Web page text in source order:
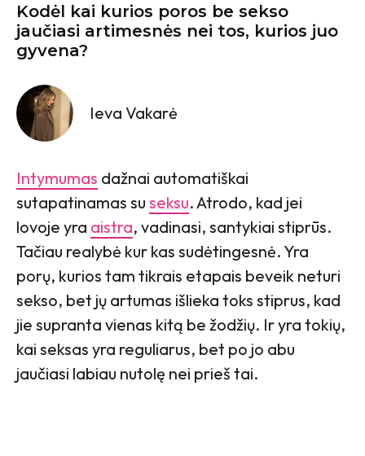
Kodėl kai kurios poros be sekso
jaučiasi artimesnės nei tos, kurios juo
gyvena?
Ieva Vakarė
Intymumas dažnai automatiškai
sutapatinamas su seksu. Atrodo, kad jei
lovoje yra aistra, vadinasi, santykiai stiprūs.
Tačiau realybė kur kas sudėtingesnė. Yra
porų, kurios tam tikrais etapais beveik neturi
sekso, bet jų artumas išlieka toks stiprus, kad
jie supranta vienas kitą be žodžių. Ir yra tokių,
kai seksas yra reguliarus, bet po jo abu
jaučiasi labiau nutolę nei prieš tai.